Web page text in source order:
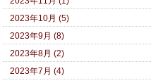
2023年10月 (5)
2023年9月 (8)
2023年8月 (2)
2023年7月 (4)